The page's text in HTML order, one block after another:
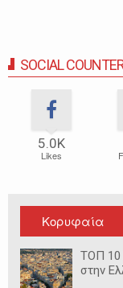
SOCIAL
5.0Κ
Likes
Κορυφαία
ΤΟΠ 10
στην